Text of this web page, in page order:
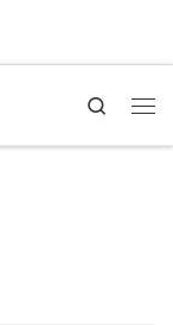
Search